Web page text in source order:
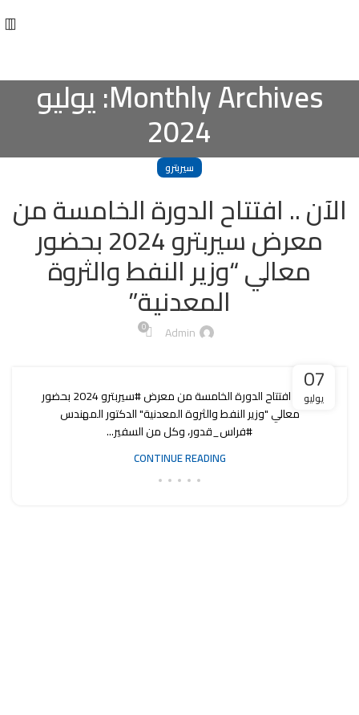
Monthly Archives: يوليو
2024
سيربترو
الآن .. افتتاح الدورة الخامسة من
معرض سيربترو 2024 بحضور
معالي “وزير النفط والثروة
المعدنية”
Admin
0
07
يوليو
الآن .. افتتاح الدورة الخامسة من معرض #سيربترو 2024 بحضور
معالي "وزير النفط والثروة المعدنية" الدكتور المهندس
#فراس_قدور، وكل من السفير...
CONTINUE READING